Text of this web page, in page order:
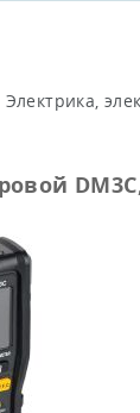
Электрика,
DM3C,